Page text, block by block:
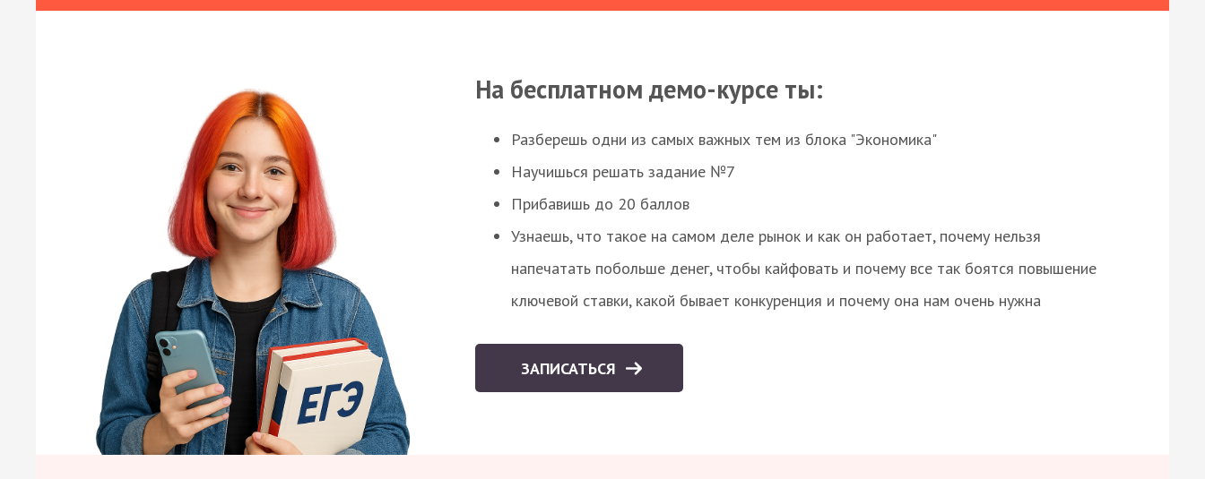
На бесплатном демо-курсе ты:
Разберешь одни из самых важных тем из блока "Экономика"
Научишься решать задание №7
Прибавишь до 20 баллов
Узнаешь, что такое на самом деле рынок и как он работает, почему нельзя
напечатать побольше денег, чтобы кайфовать и почему все так боятся повышение
ключевой ставки, какой бывает конкуренция и почему она нам очень нужна
ЗАПИСАТЬСЯ